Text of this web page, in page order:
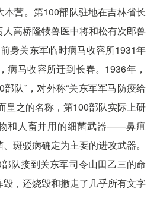
本营。第100部队驻地在吉林省长
高桥隆犊兽医中将和松有次郎兽
身关东军临时病马收容所1931年
病马收容所迁到长春。1936年，
部队”，对外称“关东军军马防疫给
皇之的名称，第100部队实际上研
和人畜并用的细菌武器——鼻疽
斑驳病确定为主要的进攻武器。
队接到关东军司令山田乙三的命
，还烧毁和撤走了几乎所有文字